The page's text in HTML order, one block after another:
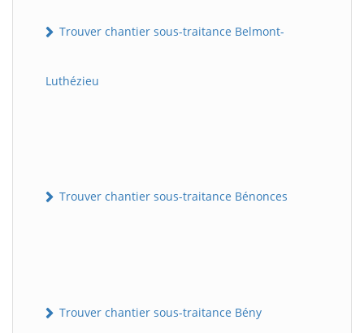
Trouver chantier sous-traitance Belmont-
Luthézieu
Trouver chantier sous-traitance Bénonces
Trouver chantier sous-traitance Bény